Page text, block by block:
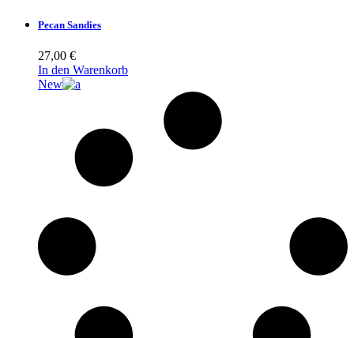
Pecan Sandies
27,00 €
In den Warenkorb
New